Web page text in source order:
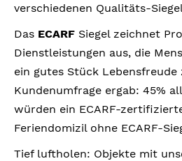
verschiedenen Qualitäts-
Das ECARF Siegel zeichnet
Dienstleistungen aus, die
ein gutes Stück Lebensfreude
Kundenumfrage ergab: 45%
würden ein ECARF-
Feriendomizil ohne ECARF-
Tief luftholen: Objekte mit